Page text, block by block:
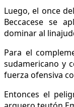
Luego, el once
Beccacese se
dominar al
Para el
sudamericano y
fuerza ofensiva
Entonces el